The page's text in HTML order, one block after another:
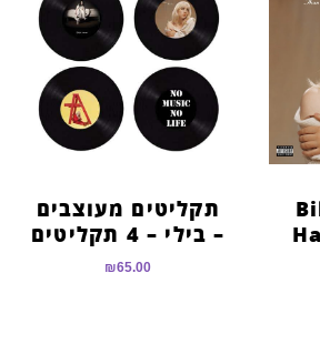
תקליטים מעוצבים
– בילי – 4 תקליטים
₪65.00